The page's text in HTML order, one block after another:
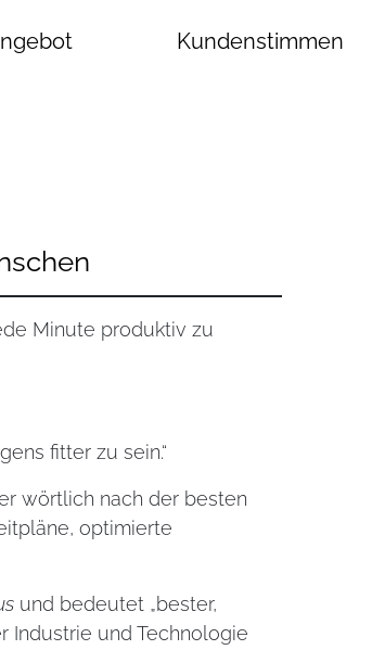
Kundenstimmen
Minute produktiv zu
fitter zu sein.“
wörtlich nach der besten
optimierte
und bedeutet „bester,
Industrie und Technologie